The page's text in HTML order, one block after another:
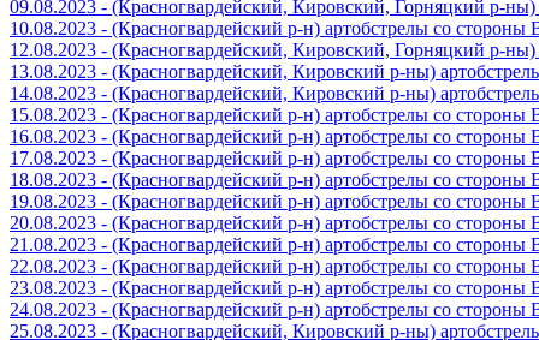
09.08.2023 - (Красногвардейский, Кировский, Горняцкий р-
10.08.2023 - (Красногвардейский р-н) артобстрелы со
12.08.2023 - (Красногвардейский, Кировский, Горняцкий р-
13.08.2023 - (Красногвардейский, Кировский р-ны)
14.08.2023 - (Красногвардейский, Кировский р-ны)
15.08.2023 - (Красногвардейский р-н) артобстрелы со
16.08.2023 - (Красногвардейский р-н) артобстрелы со
17.08.2023 - (Красногвардейский р-н) артобстрелы со
18.08.2023 - (Красногвардейский р-н) артобстрелы со
19.08.2023 - (Красногвардейский р-н) артобстрелы со
20.08.2023 - (Красногвардейский р-н) артобстрелы со
21.08.2023 - (Красногвардейский р-н) артобстрелы со
22.08.2023 - (Красногвардейский р-н) артобстрелы со
23.08.2023 - (Красногвардейский р-н) артобстрелы со
24.08.2023 - (Красногвардейский р-н) артобстрелы со
25.08.2023 - (Красногвардейский, Кировский р-ны)